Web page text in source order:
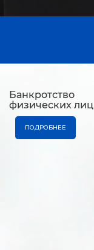
Банкротство
физических лиц
ПОДРОБНЕЕ